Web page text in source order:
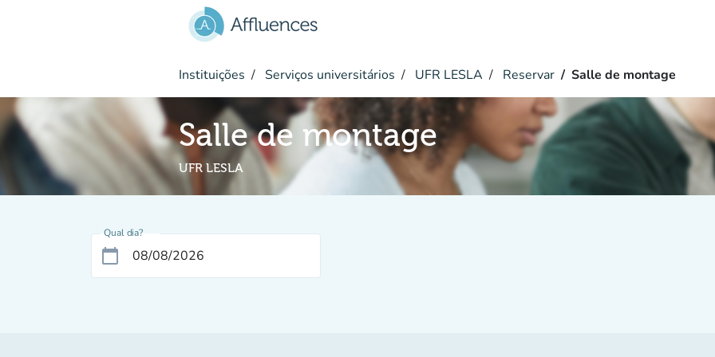
Instituições Serviços universitários UFR LESLA Reservar Salle de montage
Salle de montage
UFR LESLA
Qual dia?
calendar_today